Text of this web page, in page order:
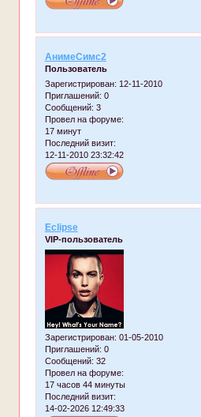
АнимеСимс2
Пользователь
Зарегистрирован: 12-11-2010
Приглашений: 0
Сообщений: 3
Провел на форуме:
17 минут
Последний визит:
12-11-2010 23:32:42
Eclipse
VIP-пользователь
Зарегистрирован: 01-05-2010
Приглашений: 0
Сообщений: 32
Провел на форуме:
17 часов 44 минуты
Последний визит:
14-02-2026 12:49:33